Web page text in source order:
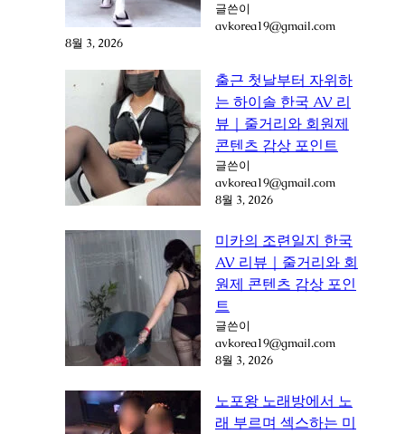
글쓴이
avkorea19@gmail.com
8월 3, 2026
출근 첫날부터 자위하
는 하이솔 한국 AV 리
뷰｜줄거리와 회원제
콘텐츠 감상 포인트
글쓴이
avkorea19@gmail.com
8월 3, 2026
미카의 조련일지 한국
AV 리뷰｜줄거리와 회
원제 콘텐츠 감상 포인
트
글쓴이
avkorea19@gmail.com
8월 3, 2026
노포왕 노래방에서 노
래 부르며 섹스하는 미